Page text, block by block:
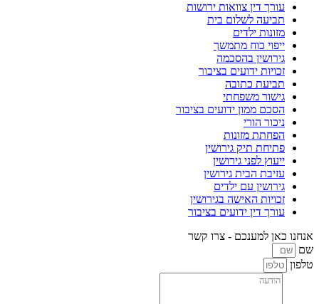
דין צוואות ירושות
לשלום בית
ילדים
כוח מתמשך
בהסכמה
ידועים בציבור
כתובה
משפחתי
ממון ידועים בציבור
הורי
מזונות
תיק גירושין
לפני גירושין
הבית גירושין
עם ילדים
האישה בגירושין
דין ידועים בציבור
למענכם - צרו קשר